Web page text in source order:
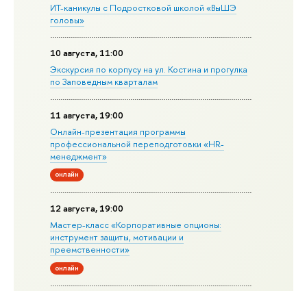
ИТ-каникулы с Подростковой школой «ВыШЭ
головы»
10 августа, 11:00
Экскурсия по корпусу на ул. Костина и прогулка
по Заповедным кварталам
11 августа, 19:00
Онлайн-презентация программы
профессиональной переподготовки «HR-
менеджмент»
онлайн
12 августа, 19:00
Мастер-класс «Корпоративные опционы:
инструмент защиты, мотивации и
преемственности»
онлайн